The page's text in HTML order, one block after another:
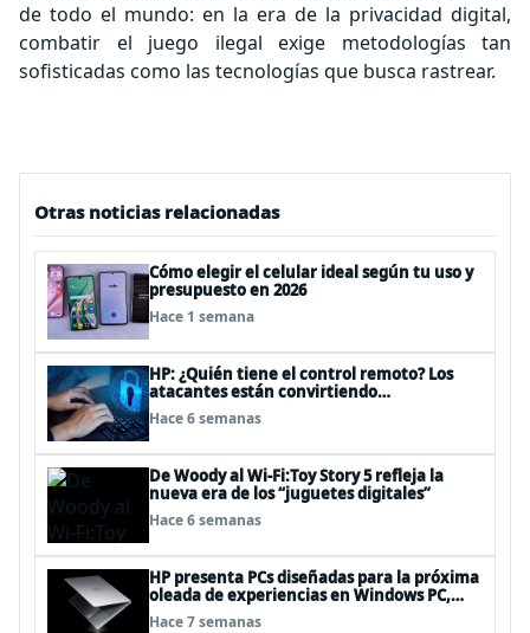
de todo el mundo: en la era de la privacidad digital,
combatir el juego ilegal exige metodologías tan
sofisticadas como las tecnologías que busca rastrear.
Otras noticias relacionadas
Cómo elegir el celular ideal según tu uso y
presupuesto en 2026
Hace 1 semana
HP: ¿Quién tiene el control remoto? Los
atacantes están convirtiendo
herramientas legítimas de acceso remoto
en puertas alternativas
Hace 6 semanas
De Woody al Wi-Fi:Toy Story 5 refleja la
nueva era de los “juguetes digitales”
Hace 6 semanas
HP presenta PCs diseñadas para la próxima
oleada de experiencias en Windows PC,
impulsadas por NVIDIA RTX Spark™
Hace 7 semanas